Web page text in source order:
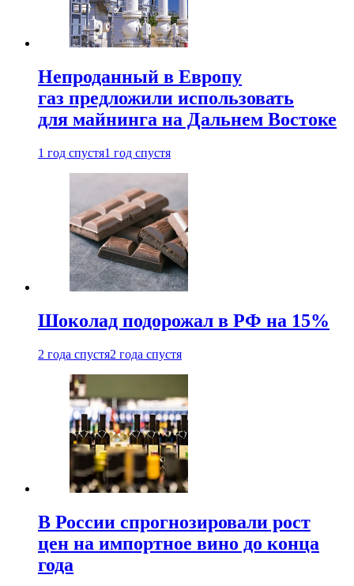
Непроданный в Европу
газ предложили использовать
для майнинга на Дальнем Востоке
1 год спустя1 год спустя
Шоколад подорожал в РФ на 15%
2 года спустя2 года спустя
В России спрогнозировали рост
цен на импортное вино до конца
года